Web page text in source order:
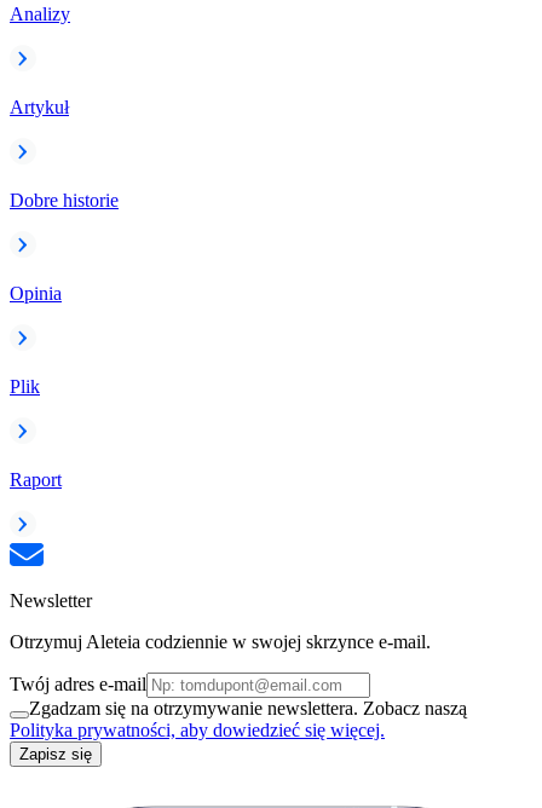
Analizy
Artykuł
Dobre historie
Opinia
Plik
Raport
Newsletter
Otrzymuj Aleteia codziennie w swojej skrzynce e-mail.
Twój adres e-mail
Zgadzam się na otrzymywanie newslettera. Zobacz naszą
Polityka prywatności, aby dowiedzieć się więcej.
Zapisz się